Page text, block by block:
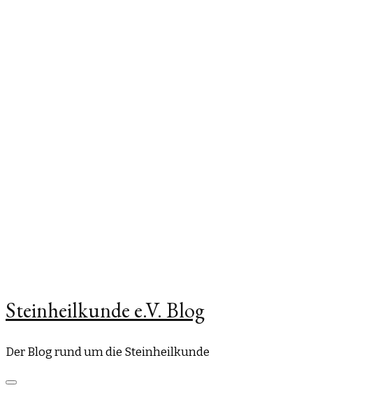
Steinheilkunde e.V. Blog
Der Blog rund um die Steinheilkunde